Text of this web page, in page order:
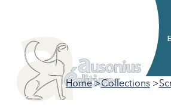
Home Collections